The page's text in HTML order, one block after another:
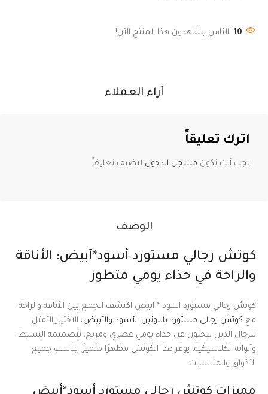
10 الناس يشاهدون هذا المنتج الآن!
الوصف
كوتش رجالي مستورد أسود*أبيض: الأناقة
والراحة في حذاء يومي متطور
كوتش رجالي مستورد اسود * ابيض اكتشف الجمع بين الأناقة والراحة
مع كوتش رجالي مستورد باللونين الأسود والأبيض، الاختيار الأمثل
للرجال الذين يبحثون عن حذاء يومي عصري ومريح. بتصميمه البسيط
وألوانه الكلاسيكية، يوفر هذا الكوتش مظهرًا متميزًا يناسب جميع
الأذواق والمناسبات.
آراء العملاء
اترك تعليقاً
يجب أنت تكون مسجل الدخول لتضيف تعليقاً.